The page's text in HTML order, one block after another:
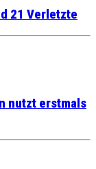
21 Verletzte
nutzt erstmals